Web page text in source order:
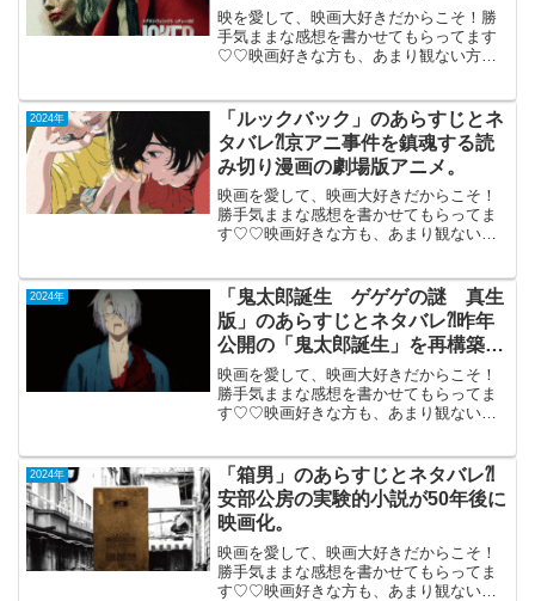
の傑作の続編。
映を愛して、映画大好きだからこそ！勝
手気ままな感想を書かせてもらってます
♡♡映画好きな方も、あまり観ない方も
（138分）「ジョーカー」の誕生を描く
2019年...
2024年
「ルックバック」のあらすじとネ
タバレ⁈京アニ事件を鎮魂する読
み切り漫画の劇場版アニメ。
映画を愛して、映画大好きだからこそ！
勝手気ままな感想を書かせてもらってま
す♡♡映画好きな方も、あまり観ない方
を鎮魂する読み切り漫画の劇場版アニ
メ。山形県...
2024年
「鬼太郎誕生 ゲゲゲの謎 真生
版」のあらすじとネタバレ⁈昨年
公開の「鬼太郎誕生」を再構築し
た大人向けホラー。
映画を愛して、映画大好きだからこそ！
勝手気ままな感想を書かせてもらってま
す♡♡映画好きな方も、あまり観ない方
10月4日公開（105分）昨年公開の「鬼太
郎...
2024年
「箱男」のあらすじとネタバレ⁈
安部公房の実験的小説が50年後に
映画化。
映画を愛して、映画大好きだからこそ！
勝手気ままな感想を書かせてもらってま
す♡♡映画好きな方も、あまり観ない方